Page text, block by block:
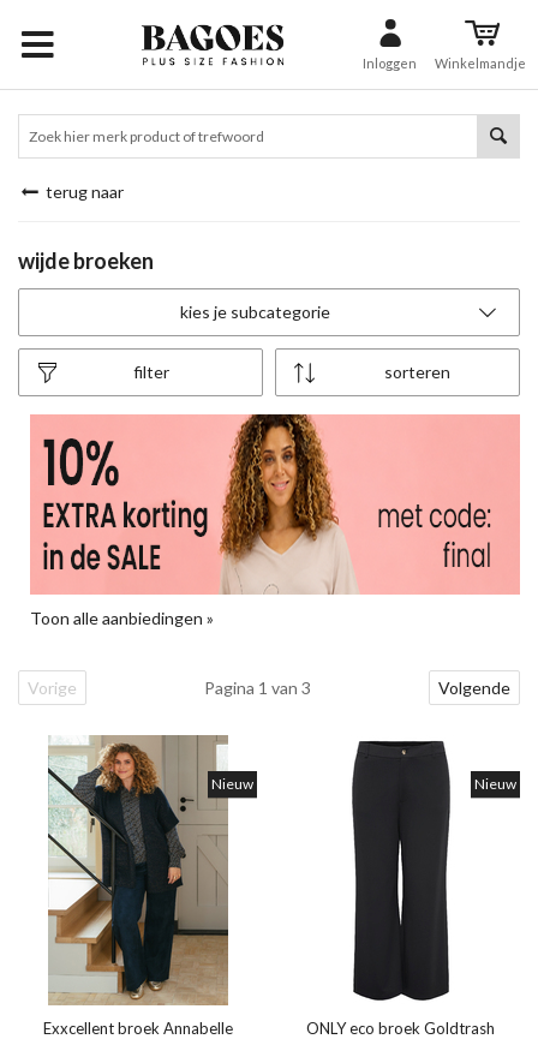
Inloggen Winkelmandje
terug naar
wijde broeken
kies je subcategorie
sorteren
filter
Toon alle aanbiedingen »
Vorige Pagina 1 van 3 Volgende
Nieuw
Exxcellent broek Annabelle
Nieuw
ONLY eco broek Goldtrash